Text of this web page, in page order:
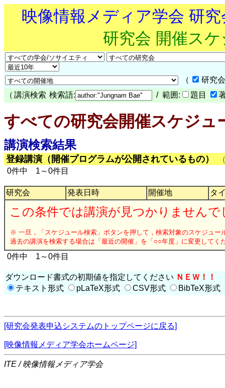
映像情報メディア学会 研
研究会 開催ス
（
研究
（ 講演検索 検索語: / 範囲: 題目
すべての研究会開催スケジュ
講演検索結果
登録講演（開催プログラムが公開されているもの）
0件中 1～0件目
研究会 発表日時 開催地 タ
この条件では講演が見つかりませんで
※ 一旦，「スケジュール検索」ボタンを押して，検索対象のスケジュー
過去の講演を検索する場合は「最近の開催」を「○○年度」に変更してく
0件中 1～0件目
ダウンロード書式の初期値を指定してください ＮＥＷ！！
テキスト形式
pLaTeX形式 CSV形式 BibTeX形式
[研究会発表申込システムのトップページに戻る]
[映像情報メディア学会ホームページ]
ITE / 映像情報メディア学会